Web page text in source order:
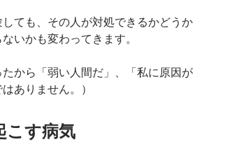
ても、その人が対処できるかどうか
いかも変わってきます。
から「弱い人間だ」、「私に原因が
ありません。）
こす病気